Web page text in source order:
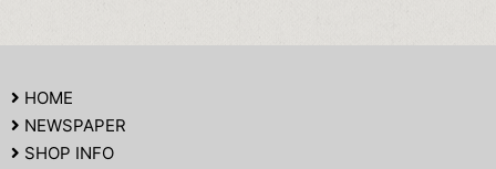
HOME
NEWSPAPER
SHOP INFO